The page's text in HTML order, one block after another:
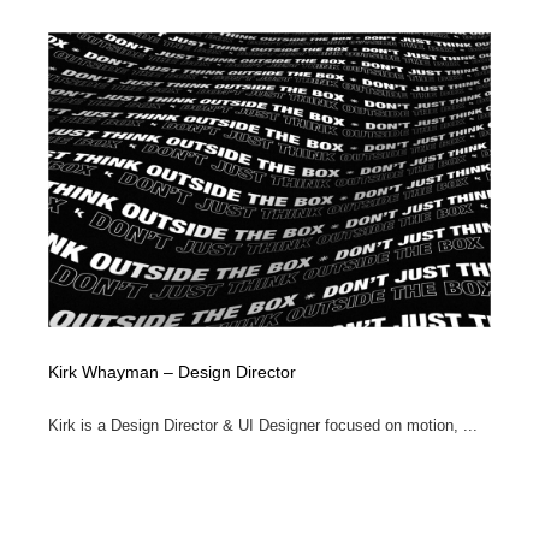
Kirk Whayman – Design Director
Kirk is a Design Director & UI Designer focused on motion, ...